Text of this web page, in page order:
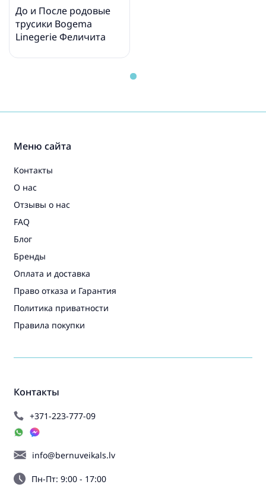
До и После родовые
трусики Bogema
Linegerie Феличита
Контакты
+371-223-777-09
info@bernuveikals.lv
Пн-Пт: 9:00 - 17:00
Меню сайта
Контакты
О нас
Отзывы о нас
FAQ
Блог
Бренды
Оплата и доставка
Право отказа и Гарантия
Политика приватности
Правила покупки